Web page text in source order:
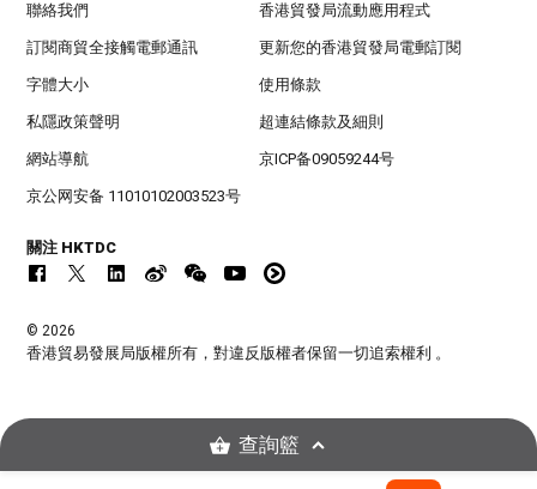
聯絡我們 香港貿發局流動應用程式
訂閱商貿全接觸電郵通訊 更新您的香港貿發局電郵訂閱
字體大小 使用條款
私隱政策聲明 超連結條款及細則
網站導航 京ICP备09059244号
京公网安备 11010102003523号
關注 HKTDC
© 2026
香港貿易發展局版權所有，對違反版權者保留一切追索權利 。
查詢籃